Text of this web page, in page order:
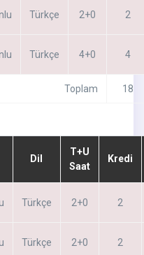
Türkçe 2+0 2
Türkçe 4+0 4
Toplam 18
Dil
T+U
Saat
Kredi
Türkçe 2+0 2
Türkçe 2+0 2